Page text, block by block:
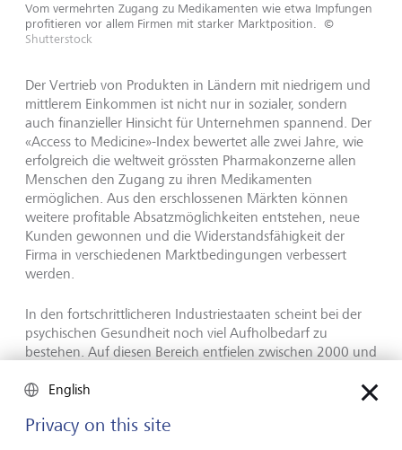
Vom vermehrten Zugang zu Medikamenten wie etwa Impfungen
profitieren vor allem Firmen mit starker Marktposition. ©
Shutterstock
Der Vertrieb von Produkten in Ländern mit niedrigem und
mittlerem Einkommen ist nicht nur in sozialer, sondern
auch finanzieller Hinsicht für Unternehmen spannend. Der
«Access to Medicine»-Index bewertet alle zwei Jahre, wie
erfolgreich die weltweit grössten Pharmakonzerne allen
Menschen den Zugang zu ihren Medikamenten
ermöglichen. Aus den erschlossenen Märkten können
weitere profitable Absatzmöglichkeiten entstehen, neue
Kunden gewonnen und die Widerstandsfähigkeit der
Firma in verschiedenen Marktbedingungen verbessert
werden.
In den fortschrittlicheren Industriestaaten scheint bei der
psychischen Gesundheit noch viel Aufholbedarf zu
bestehen. Auf diesen Bereich entfielen zwischen 2000 und
steht in krassem Gegensatz zum Fakt, dass zwischen 25%
mit mentalen Gesundheitsproblemen konfrontiert ist.
English
Privacy on this site